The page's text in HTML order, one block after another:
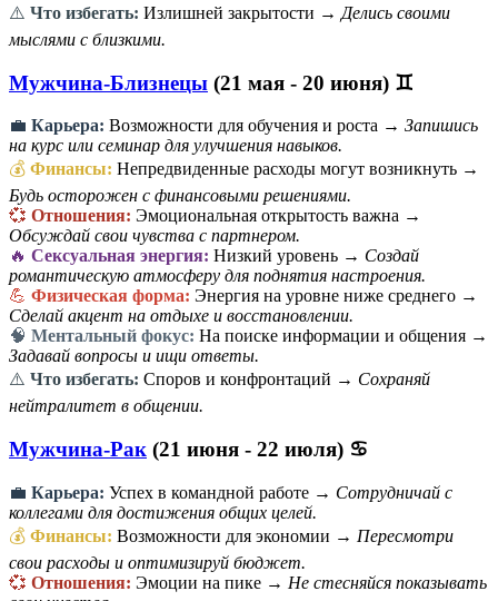
⚠️ Что избегать: Излишней закрытости → Делись своими
мыслями с близкими.
Мужчина-Близнецы (21 мая - 20 июня) ♊
💼 Карьера: Возможности для обучения и роста → Запишись
на курс или семинар для улучшения навыков.
💰 Финансы: Непредвиденные расходы могут возникнуть →
Будь осторожен с финансовыми решениями.
💞 Отношения: Эмоциональная открытость важна →
Обсуждай свои чувства с партнером.
🔥 Сексуальная энергия: Низкий уровень → Создай
романтическую атмосферу для поднятия настроения.
💪 Физическая форма: Энергия на уровне ниже среднего →
Сделай акцент на отдыхе и восстановлении.
🧠 Ментальный фокус: На поиске информации и общения →
Задавай вопросы и ищи ответы.
⚠️ Что избегать: Споров и конфронтаций → Сохраняй
нейтралитет в общении.
Мужчина-Рак (21 июня - 22 июля) ♋
💼 Карьера: Успех в командной работе → Сотрудничай с
коллегами для достижения общих целей.
💰 Финансы: Возможности для экономии → Пересмотри
свои расходы и оптимизируй бюджет.
💞 Отношения: Эмоции на пике → Не стесняйся показывать